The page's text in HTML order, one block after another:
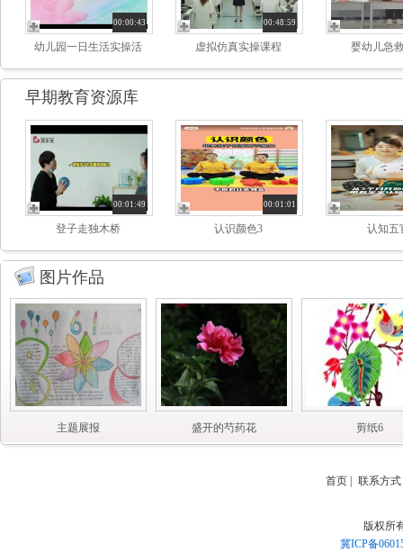
00:00:43
幼儿园一日生活实操活
00:48:59
虚拟仿真实操课程 婴幼儿急
早期教育资源库
00:01:49
登子走独木桥
00:01:01
认识颜色3 认知五
图片作品
主题展报 盛开的芍药花 剪纸6
首页 联系方式
版权所
冀ICP备